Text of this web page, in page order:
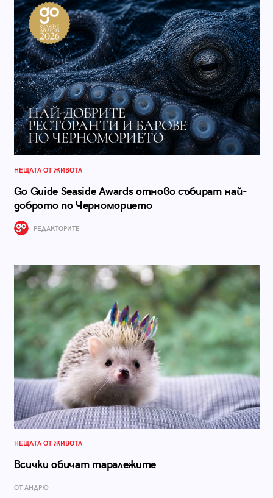
НЕЩАТА ОТ ЖИВОТА
Go Guide Seaside Awards отново събират най-
доброто по Черноморието
РЕДАКТОРИТЕ
НЕЩАТА ОТ ЖИВОТА
Всички обичат таралежите
ОТ АНДРЮ